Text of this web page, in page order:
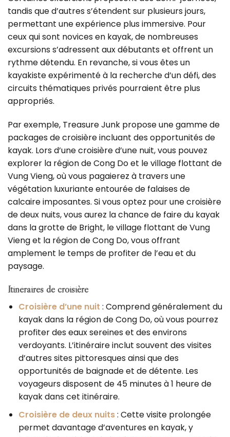
tandis que d’autres s’étendent sur plusieurs jours,
permettant une expérience plus immersive. Pour
ceux qui sont novices en kayak, de nombreuses
excursions s’adressent aux débutants et offrent un
rythme détendu. En revanche, si vous êtes un
kayakiste expérimenté à la recherche d’un défi, des
circuits thématiques privés pourraient être plus
appropriés.
Par exemple, Treasure Junk propose une gamme de
packages de croisière incluant des opportunités de
kayak. Lors d’une croisière d’une nuit, vous pouvez
explorer la région de Cong Do et le village flottant de
Vung Vieng, où vous pagaierez à travers une
végétation luxuriante entourée de falaises de
calcaire imposantes. Si vous optez pour une croisière
de deux nuits, vous aurez la chance de faire du kayak
dans la grotte de Bright, le village flottant de Vung
Vieng et la région de Cong Do, vous offrant
amplement le temps de profiter de l’eau et du
paysage.
Itinéraires de croisière
Croisière d’une nuit : Comprend généralement du
kayak dans la région de Cong Do, où vous pourrez
profiter des eaux sereines et des environs
verdoyants. L’itinéraire inclut souvent des visites
d’autres sites pittoresques ainsi que des
opportunités de baignade et de détente. Les
voyageurs disposent de 45 minutes à 1 heure de
kayak dans cet itinéraire.
Croisière de deux nuits: Cette visite prolongée
permet davantage d’aventures en kayak, y